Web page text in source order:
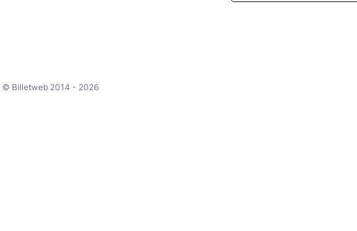
© Billetweb 2014 - 2026